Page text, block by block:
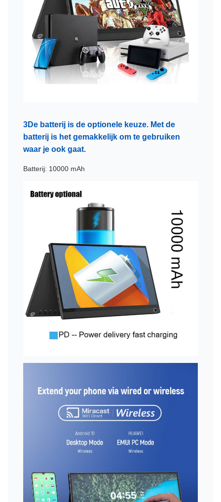
3De batterij is de optionele keuze. Met de
batterij is het gemakkelijk om te gebruiken
waar je ook gaat.
Batterij: 10000 mAh